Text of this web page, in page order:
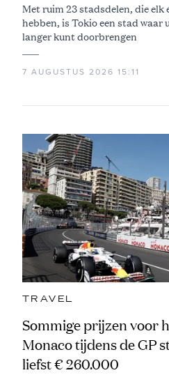
Met ruim 23 stadsdelen, die elk
hebben, is Tokio een stad waar
langer kunt doorbrengen
7 AUGUSTUS 2026 15:11
TRAVEL
Sommige prijzen voor
Monaco tijdens de GP
liefst € 260.000